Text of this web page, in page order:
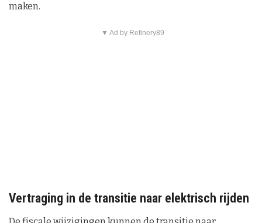
maken.
▼ Ad by Refinery89
Vertraging in de transitie naar elektrisch rijden